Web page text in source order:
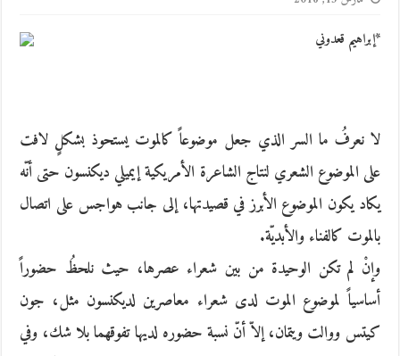
*إبراهيم قعدوني
لا نعرفُ ما السر الذي جعل موضوعاً كالموت يستحوذ بشكلٍ لافت
على الموضوع الشعري لنتاج الشاعرة الأمريكية إيميلي ديكنسون حتى أنّه
يكاد يكون الموضوع الأبرز في قصيدتها، إلى جانب هواجس على اتصال
بالموت كالفناء والأبديّة.
وإنْ لم تكن الوحيدة من بين شعراء عصرها، حيث نلحظُ حضوراً
أساسياً لموضوع الموت لدى شعراء معاصرين لديكنسون مثل، جون
كيتس ووالت ويتمان، إلاّ أنّ نسبة حضوره لديها تفوقهما بلا شك، وفي